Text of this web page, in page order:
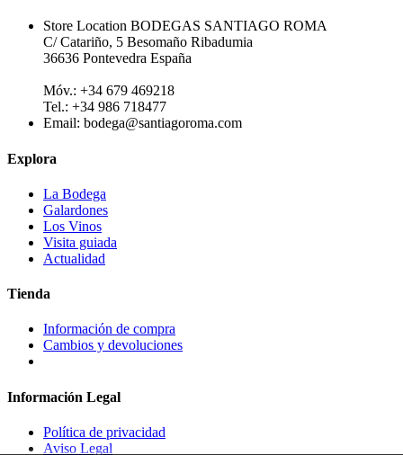
Store Location BODEGAS SANTIAGO ROMA
C/ Catariño, 5 Besomaño Ribadumia
36636 Pontevedra España
Móv.: +34 679 469218
Tel.: +34 986 718477
Email: bodega@santiagoroma.com
Explora
La Bodega
Galardones
Los Vinos
Visita guiada
Actualidad
Tienda
Información de compra
Cambios y devoluciones
Información Legal
Política de privacidad
Aviso Legal